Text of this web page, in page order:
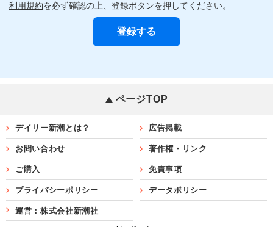
利用規約を必ず確認の上、登録ボタンを押してください。
ページTOP
デイリー新潮とは？ 広告掲載
お問い合わせ 著作権・リンク
ご購入 免責事項
プライバシーポリシー データポリシー
運営：株式会社新潮社